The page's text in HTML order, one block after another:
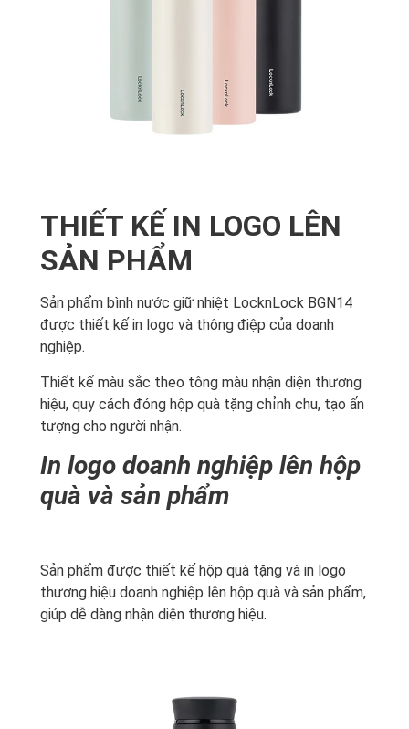
THIẾT KẾ IN LOGO LÊN
SẢN PHẨM
Sản phẩm bình nước giữ nhiệt LocknLock BGN14
được thiết kế in logo và thông điệp của doanh
nghiệp.
Thiết kế màu sắc theo tông màu nhận diện thương
hiệu, quy cách đóng hộp quà tặng chỉnh chu, tạo ấn
tượng cho người nhận.
In logo doanh nghiệp lên hộp
quà và sản phẩm
Sản phẩm được thiết kế hộp quà tặng và in logo
thương hiệu doanh nghiệp lên hộp quà và sản phẩm,
giúp dễ dàng nhận diện thương hiệu.